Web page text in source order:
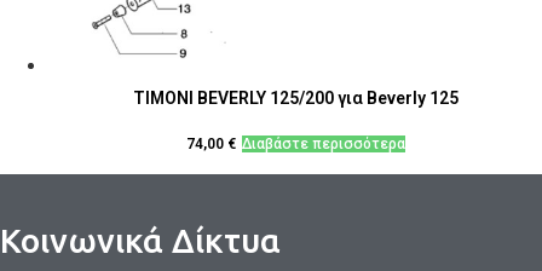
ΤΙΜΟΝΙ BEVERLY 125/200 για Beverly 125
74,00 € Διαβάστε περισσότερα
Κοινωνικά Δίκτυα